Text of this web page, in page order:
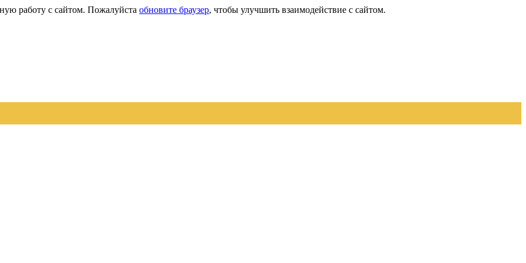
работу с сайтом. Пожалуйста обновите браузер, чтобы улучшить взаимодействие с сайтом.